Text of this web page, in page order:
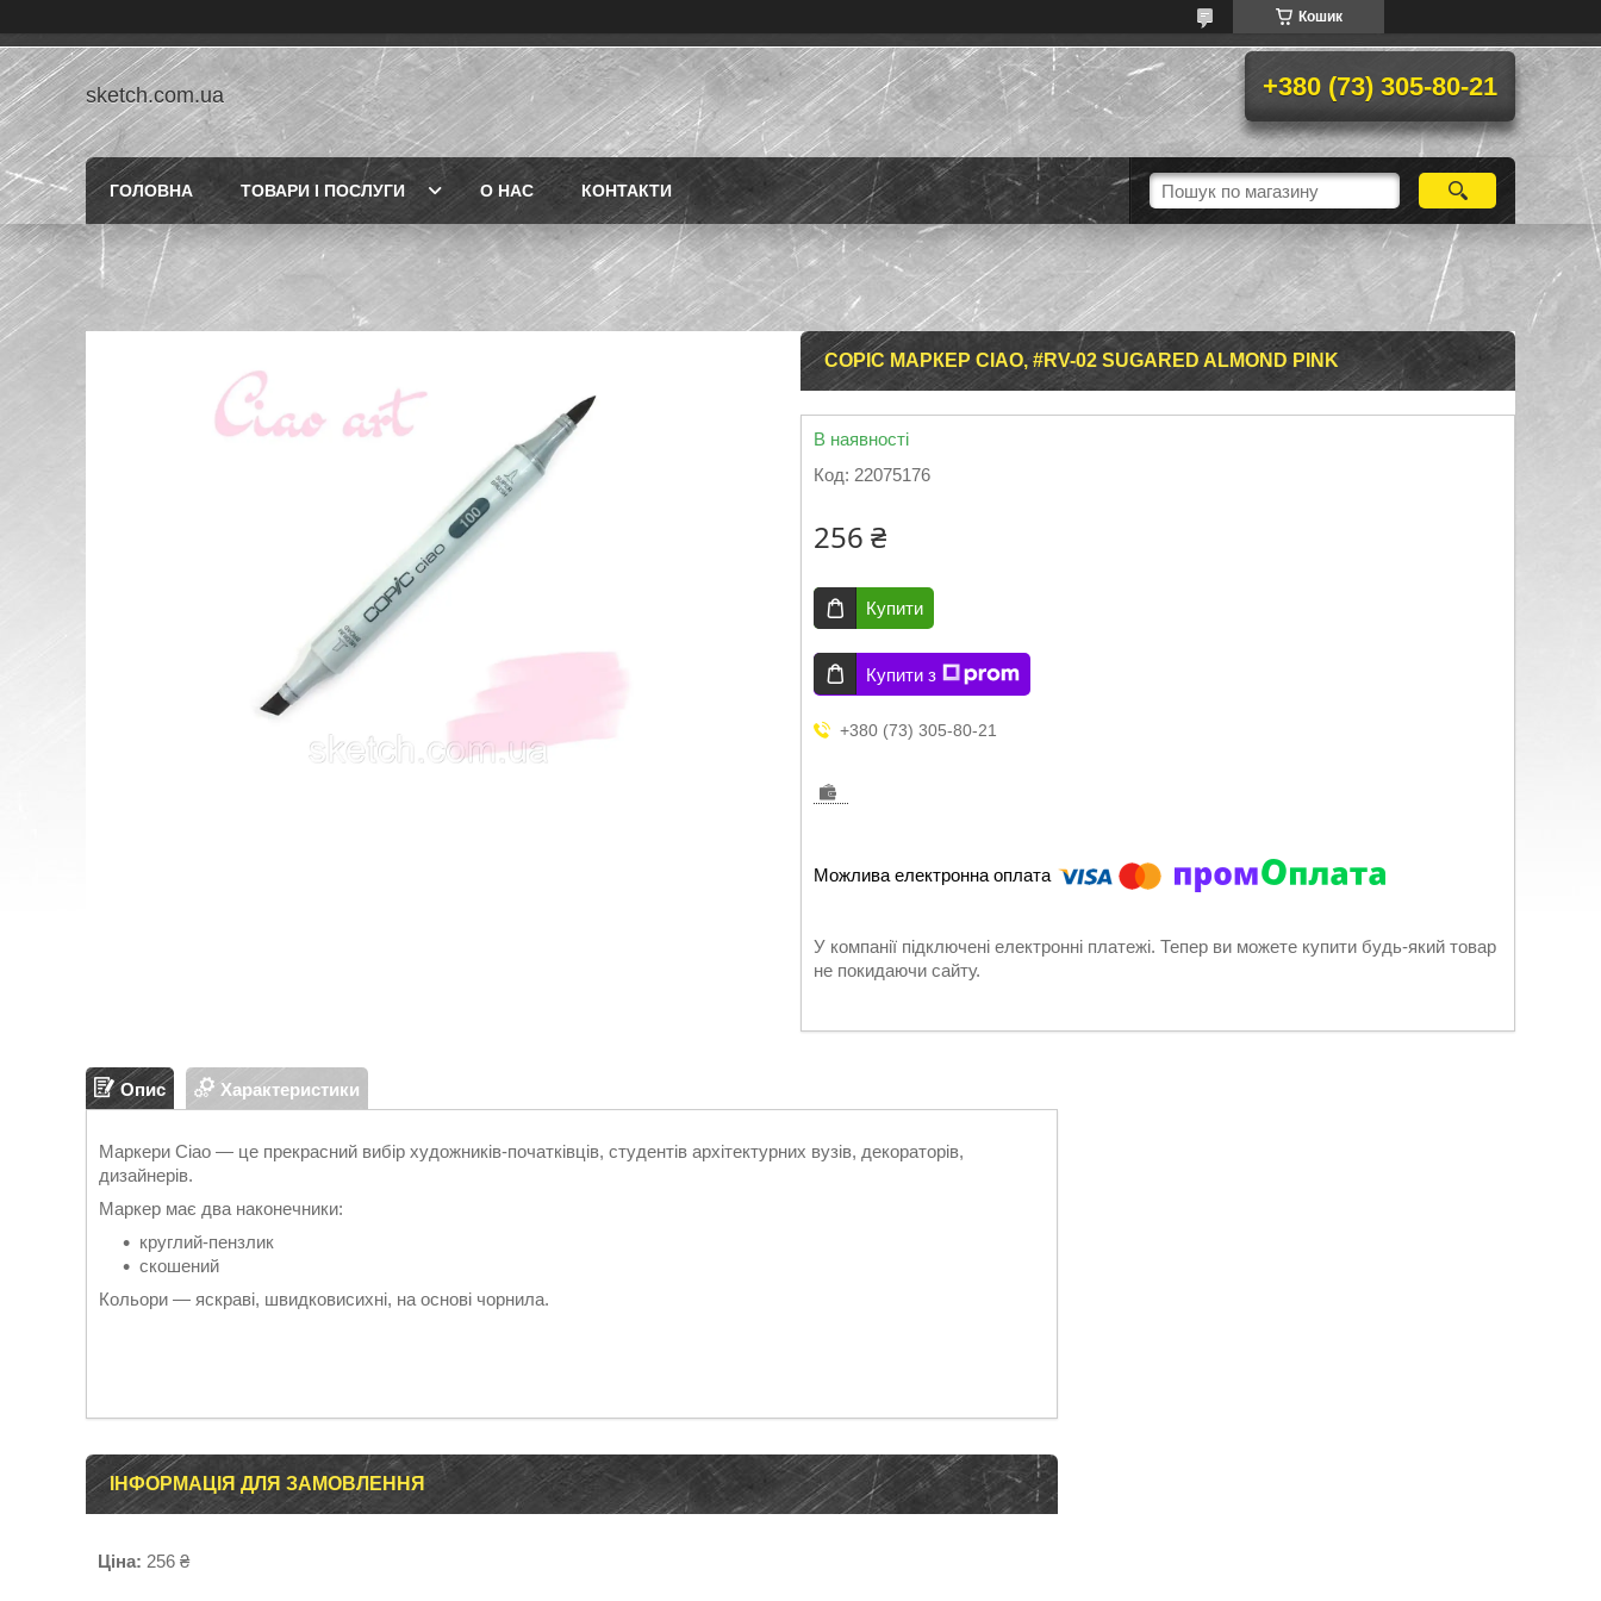
Кошик
sketch.com.ua +380 (73) 305-80-21
ГОЛОВНА ТОВАРИ І ПОСЛУГИ О НАС КОНТАКТИ
COPIC МАРКЕР CIAO, #RV-02 SUGARED ALMOND PINK
В наявності
Код: 22075176
256 ₴
Купити
Купити з
+380 (73) 305-80-21
У компанії підключені електронні платежі. Тепер ви можете купити будь-який товар
не покидаючи сайту.
Опис Характеристики
Маркери Ciao — це прекрасний вибір художників-початківців, студентів архітектурних вузів, декораторів,
дизайнерів.
Маркер має два наконечники:
круглий-пензлик
скошений
Кольори — яскраві, швидковисихні, на основі чорнила.
ІНФОРМАЦІЯ ДЛЯ ЗАМОВЛЕННЯ
Ціна: 256 ₴